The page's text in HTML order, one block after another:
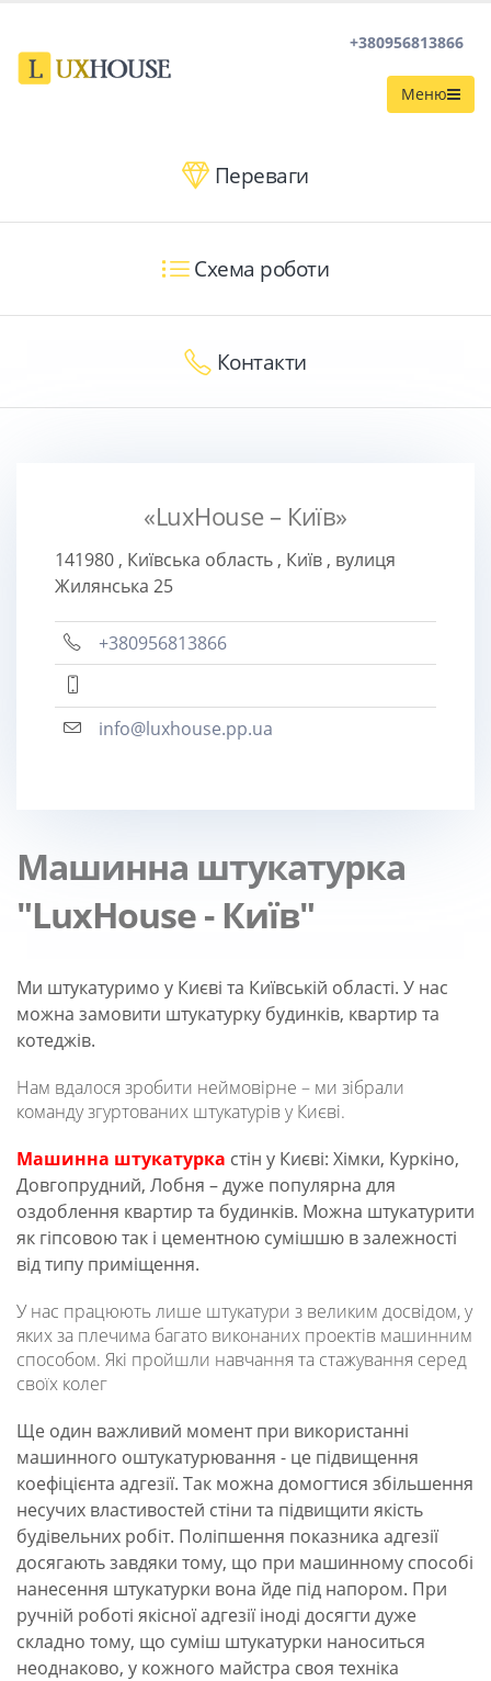
+380956813866
Меню
Переваги
Схема роботи
Контакти
«LuxHouse – Київ»
141980 , Київська область , Київ , вулиця
Жилянська 25
+380956813866
info@luxhouse.pp.ua
Машинна штукатурка
"LuxHouse - Київ"
Ми штукатуримо у Києві та Київській області. У нас
можна замовити штукатурку будинків, квартир та
котеджів.
Нам вдалося зробити неймовірне – ми зібрали
команду згуртованих штукатурів у Києві.
Машинна штукатурка стін у Києві: Хімки, Куркіно,
Довгопрудний, Лобня – дуже популярна для
оздоблення квартир та будинків. Можна штукатурити
як гіпсовою так і цементною сумішшю в залежності
від типу приміщення.
У нас працюють лише штукатури з великим досвідом, у
яких за плечима багато виконаних проектів машинним
способом. Які пройшли навчання та стажування серед
своїх колег
Ще один важливий момент при використанні
машинного оштукатурювання - це підвищення
коефіцієнта адгезії. Так можна домогтися збільшення
несучих властивостей стіни та підвищити якість
будівельних робіт. Поліпшення показника адгезії
досягають завдяки тому, що при машинному способі
нанесення штукатурки вона йде під напором. При
ручній роботі якісної адгезії іноді досягти дуже
складно тому, що суміш штукатурки наноситься
неоднаково, у кожного майстра своя техніка